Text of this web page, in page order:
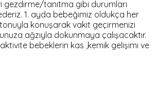
gezdirme/tanıtma gibi durumları
1. ayda bebeğimiz oldukça her
konuşarak vakit geçirmenizi
ağzıyla dokunmaya çalışacaktır.
bebeklerin kas ,kemik gelişimi ve